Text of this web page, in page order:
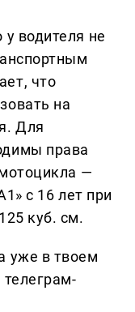
водителя не
что
на
Для
права
—
с 16 лет при
куб. см.
уже в твоем